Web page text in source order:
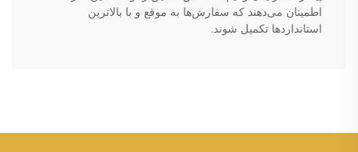
اطمینان می‌دهند که سفارش‌ها به موقع و با بالاترین
استانداردها تکمیل شوند.